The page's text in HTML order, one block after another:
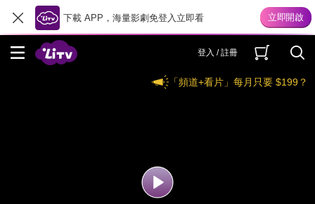
下載 APP，海量影劇免登入立即看
登入 / 註冊
「頻道+看片」每月只要 $199？